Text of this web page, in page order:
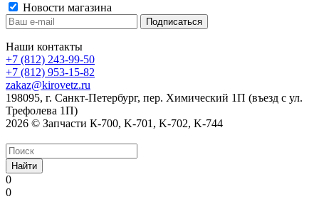
Новости магазина
Наши контакты
+7 (812) 243-99-50
+7 (812) 953-15-82
zakaz@kirovetz.ru
198095, г. Санкт-Петербург, пер. Химический 1П (въезд с ул.
Трефолева 1П)
2026 © Запчасти К-700, K-701, K-702, K-744
Найти
0
0